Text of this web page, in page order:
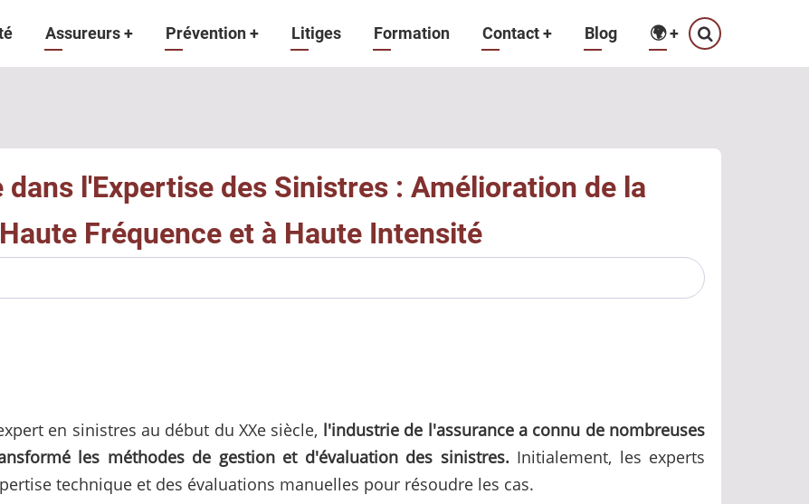
Assureurs+ Prévention+ Litiges Formation Contact+ Blog 🌍+
l'Expertise des Sinistres : Amélioration de la
Fréquence et à Haute Intensité
en sinistres au début du XXe siècle, l'industrie de l'assurance a connu de nombreuses
les méthodes de gestion et d'évaluation des sinistres.Initialement, les experts
technique et des évaluations manuelles pour résoudre les cas.